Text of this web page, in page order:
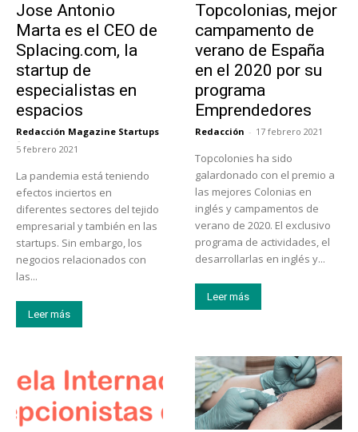
Jose Antonio
Marta es el CEO de
Splacing.com, la
startup de
especialistas en
espacios
Redacción Magazine Startups
-
5 febrero 2021
La pandemia está teniendo
efectos inciertos en
diferentes sectores del tejido
empresarial y también en las
startups. Sin embargo, los
negocios relacionados con
las...
Leer más
Topcolonias, mejor
campamento de
verano de España
en el 2020 por su
programa
Emprendedores
Redacción - 17 febrero 2021
Topcolonies ha sido
galardonado con el premio a
las mejores Colonias en
inglés y campamentos de
verano de 2020. El exclusivo
programa de actividades, el
desarrollarlas en inglés y...
Leer más